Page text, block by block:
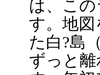
は、こ
す。地
た白?島
ずっと